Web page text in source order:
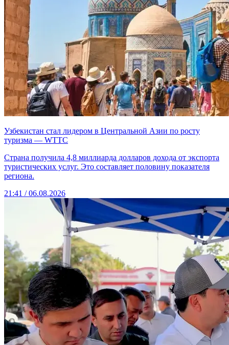
Узбекистан стал лидером в Центральной Азии по росту
туризма — WTTC
Страна получила 4,8 миллиарда долларов дохода от экспорта
туристических услуг. Это составляет половину показателя
региона.
21:41 / 06.08.2026